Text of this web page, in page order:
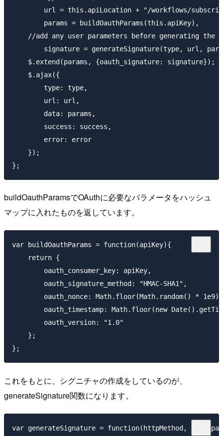
url = this.apiLocation + "/workflows/
        params = buildOauthParams(this.apiKey),
//add any
signature = generateSignature(type, url,
    $.extend(params, {oauth_signature: signature});
    $.ajax({
        type: type,
        url: url,
        data: params,
        success: success,
        error: error
    });
buildOauthParamsでOAuthに必要なパラメータをハッシュ
マップに入れたものを返しています。
var buildOauthParams = function(apiKey){
    return {
        oauth_consumer_key: apiKey,
        oauth_signature_method: "HMAC-SHA1",
oauth_nonce: Math.floor(Math.random() *
oauth_timestamp: Math.floor(new
        oauth_version: "1.0"
    };
これをもとに、シグニチャの作成をしているのが、
generateSignature関数になります。
var generateSignature = function(httpMethod, url,